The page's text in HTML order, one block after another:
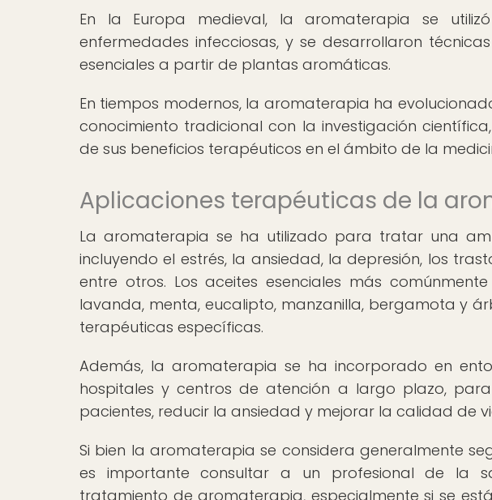
En la Europa medieval, la aromaterapia se
enfermedades infecciosas, y se desarrollaron
esenciales a partir de plantas aromáticas.
En tiempos modernos, la aromaterapia ha
conocimiento tradicional con la investigación
de sus beneficios terapéuticos en el ámbito de la
Aplicaciones terapéuticas de la
La aromaterapia se ha utilizado para tratar una
incluyendo el estrés, la ansiedad, la depresión, los
entre otros. Los aceites esenciales más
lavanda, menta, eucalipto, manzanilla, bergamota y
terapéuticas específicas.
Además, la aromaterapia se ha incorporado en
hospitales y centros de atención a largo plazo,
pacientes, reducir la ansiedad y mejorar la calidad de
Si bien la aromaterapia se considera generalmente
es importante consultar a un profesional de la
tratamiento de aromaterapia, especialmente si se